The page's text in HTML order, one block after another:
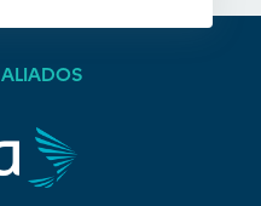
ALIADOS